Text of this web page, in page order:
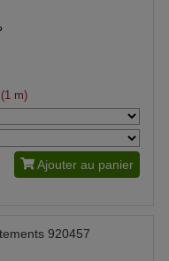
m)
Ajouter au panier
920457